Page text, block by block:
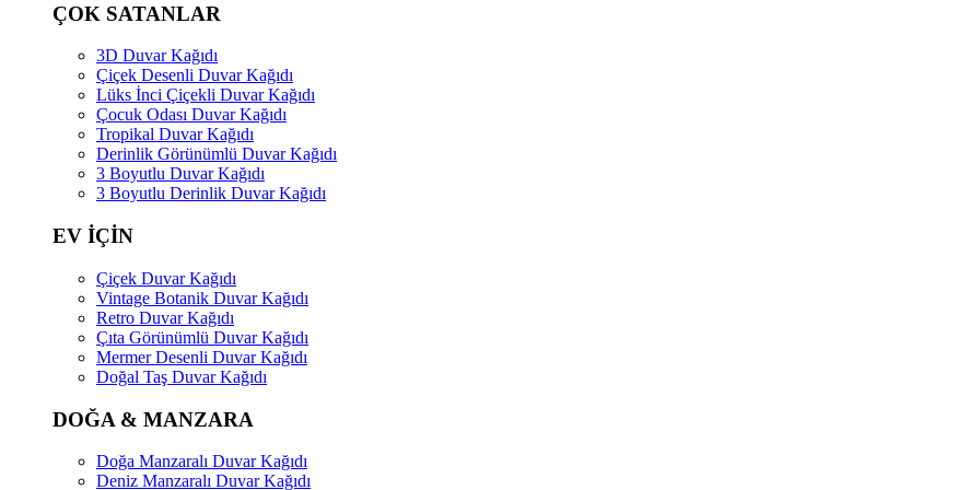
ÇOK SATANLAR
3D Duvar Kağıdı
Çiçek Desenli Duvar Kağıdı
Lüks İnci Çiçekli Duvar Kağıdı
Çocuk Odası Duvar Kağıdı
Tropikal Duvar Kağıdı
Derinlik Görünümlü Duvar Kağıdı
3 Boyutlu Duvar Kağıdı
3 Boyutlu Derinlik Duvar Kağıdı
EV İÇİN
Çiçek Duvar Kağıdı
Vintage Botanik Duvar Kağıdı
Retro Duvar Kağıdı
Çıta Görünümlü Duvar Kağıdı
Mermer Desenli Duvar Kağıdı
Doğal Taş Duvar Kağıdı
DOĞA & MANZARA
Doğa Manzaralı Duvar Kağıdı
Deniz Manzaralı Duvar Kağıdı